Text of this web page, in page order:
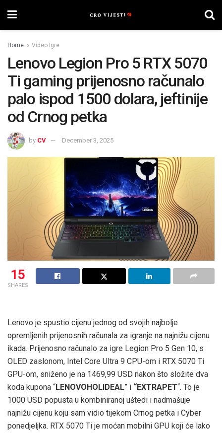
Home Video Igre
Lenovo Legion Pro 5 RTX 5070
Ti gaming prijenosno računalo
palo ispod 1500 dolara, jeftinije
od Crnog petka
by CV December 3, 2025
15
SHARES
Lenovo je spustio cijenu jednog od svojih najbolje
opremljenih prijenosnih računala za igranje na najnižu cijenu
ikada. Prijenosno računalo za igre Legion Pro 5 Gen 10, s
OLED zaslonom, Intel Core Ultra 9 CPU-om i RTX 5070 Ti
GPU-om, sniženo je na 1469,99 USD nakon što složite dva
koda kupona “LENOVOHOLIDEAL” i “EXTRAPET“. To je
1000 USD popusta u kombiniranoj uštedi i nadmašuje
najnižu cijenu koju sam vidio tijekom Crnog petka i Cyber ​​
ponedjeljka. RTX 5070 Ti je moćan mobilni GPU koji će lako